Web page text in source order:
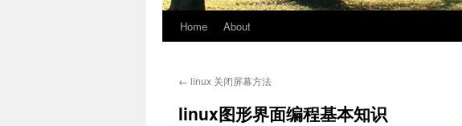
Home About
← linux 关闭屏幕方法
linux图形界面编程基本知识